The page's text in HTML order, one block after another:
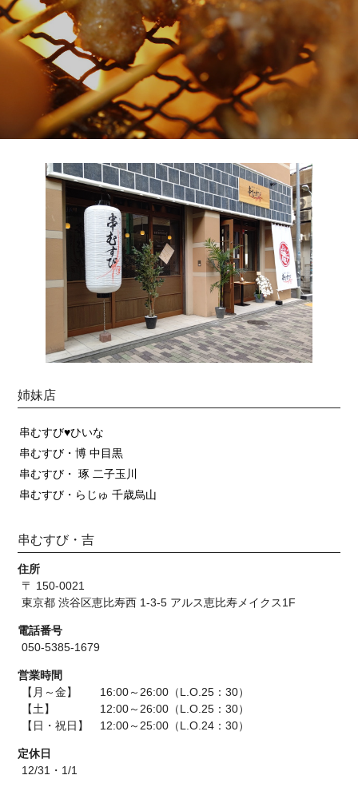
姉妹店
串むすび♥ひいな
串むすび・博 中目黒
串むすび・ 琢 二子玉川
串むすび・らじゅ 千歳烏山
串むすび・吉
住所
〒 150-0021
東京都 渋谷区恵比寿西 1-3-5 アルス恵比寿メイクス1F
電話番号
050-5385-1679
営業時間
【月～金】 16:00～26:00（L.O.25：30）
【土】 12:00～26:00（L.O.25：30）
【日・祝日】 12:00～25:00（L.O.24：30）
定休日
12/31・1/1